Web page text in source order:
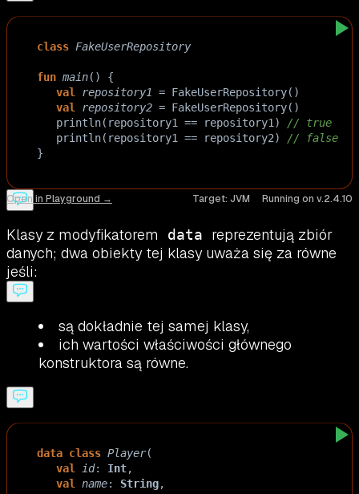
class FakeUserRepository
fun main() {
val repository1 = FakeUserRepository()
val repository2 = FakeUserRepository()
println( repository1 == repository1) // true
println( repository1 == repository2) // false
}
Open in Playground → Target: JVM Running on v.2.4.10
Klasy z modyfikatorem data
reprezentują zbiór
danych; dwa obiekty tej klasy uważa się za równe
jeśli:
są dokładnie tej samej klasy,
ich wartości właściwości głównego
konstruktora są równe.
data class Player(
val id: Int,
val name: String,